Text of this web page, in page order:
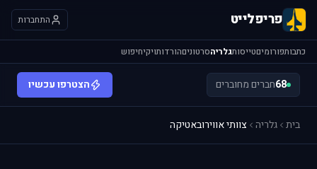
פריפלייט התחברות
כתבותפורומיםטייסותגלריהסרטוניםהורדותויקיחיפוש
68חברים מחוברים הצטרפו עכשיו
בית גלריה צוותי אווירובאטיקה